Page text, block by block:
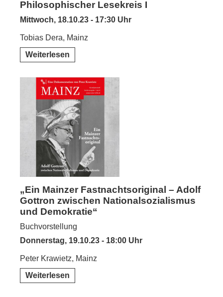
Philosophischer Lesekreis I
Mittwoch, 18.10.23 - 17:30 Uhr
Tobias Dera, Mainz
Weiterlesen
„Ein Mainzer Fastnachtsoriginal – Adolf
Gottron zwischen Nationalsozialismus
und Demokratie“
Buchvorstellung
Donnerstag, 19.10.23 - 18:00 Uhr
Peter Krawietz, Mainz
Weiterlesen